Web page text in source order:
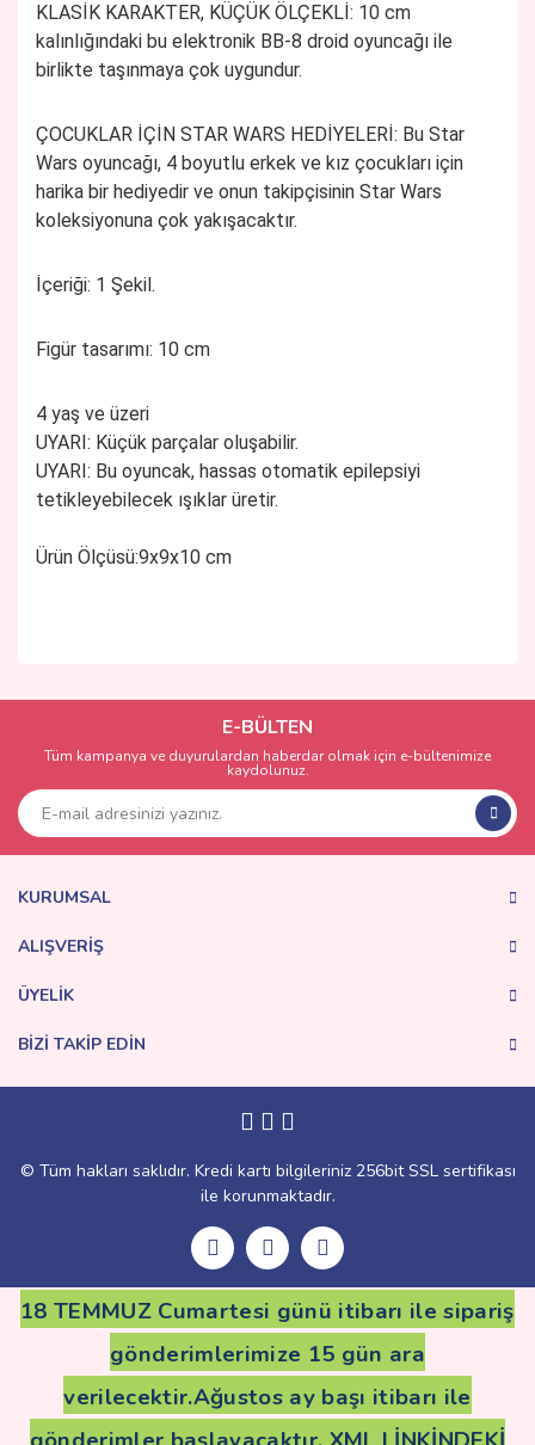
KLASİK KARAKTER, KÜÇÜK ÖLÇEKLİ: 10 cm
kalınlığındaki bu elektronik BB-8 droid oyuncağı ile
birlikte taşınmaya çok uygundur.
ÇOCUKLAR İÇİN STAR WARS HEDİYELERİ: Bu Star
Wars oyuncağı, 4 boyutlu erkek ve kız çocukları için
harika bir hediyedir ve onun takipçisinin Star Wars
koleksiyonuna çok yakışacaktır.
İçeriği: 1 Şekil.
Figür tasarımı: 10 cm
4 yaş ve üzeri
UYARI: Küçük parçalar oluşabilir.
UYARI: Bu oyuncak, hassas otomatik epilepsiyi
tetikleyebilecek ışıklar üretir.
Ürün Ölçüsü:9x9x10 cm
Yorum Yaz
kullanarak tarafımıza iletebilirsiniz.
Görüş ve önerileriniz için teşekkür ederiz.
Ürün açıklamasında eksik bilgiler bulunuyor.
Ürün bilgilerinde hatalar bulunuyor.
E-BÜLTEN
Tüm kampanya ve duyurulardan haberdar olmak için e-bültenimize
kaydolunuz.
KURUMSAL
ALIŞVERİŞ
ÜYELİK
BİZİ TAKİP EDİN
© Tüm hakları saklıdır. Kredi kartı bilgileriniz 256bit SSL sertifikası
ile korunmaktadır.
18 TEMMUZ Cumartesi günü itibarı ile sipariş
gönderimlerimize 15 gün ara
verilecektir.Ağustos ay başı itibarı ile